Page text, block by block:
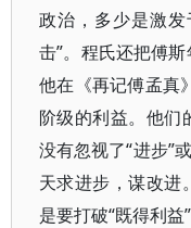
政治，多少是激
击”。程氏还把傅斯
他在《再记傅孟真
阶级的利益。他们
没有忽视了“进步”
天求进步，谋改进
是要打破“既得利益”